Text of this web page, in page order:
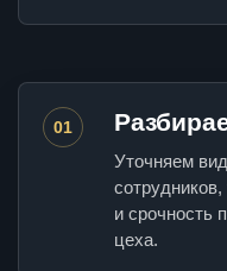
01
Уточняем
и срочность
цеха.